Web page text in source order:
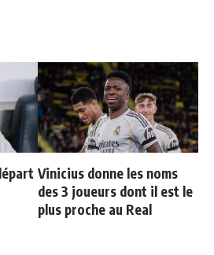
Vinicius donne les noms
des 3 joueurs dont il est le
plus proche au Real